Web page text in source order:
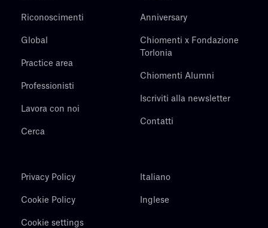
Riconoscimenti
Global
Practice area
Professionisti
Lavora con noi
Cerca
Anniversary
Chiomenti x Fondazione
Torlonia
Chiomenti Alumni
Iscriviti alla newsletter
Contatti
Privacy Policy
Cookie Policy
Cookie settings
Italiano
Inglese